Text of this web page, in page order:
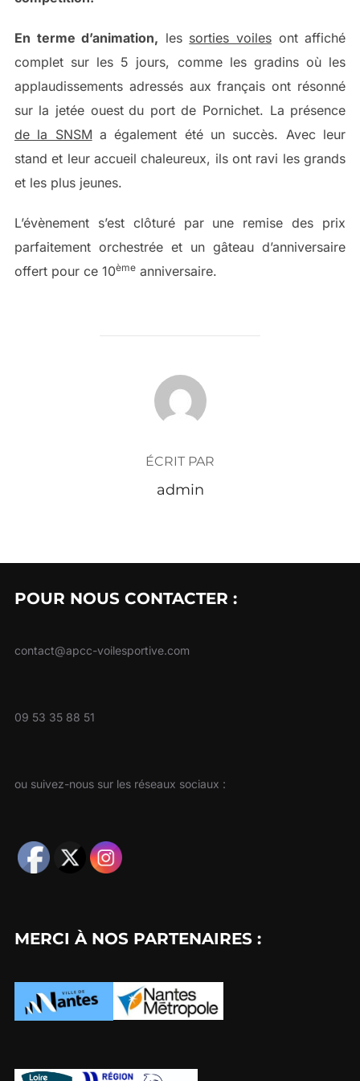
En terme d’animation, les sorties voilesont affiché
complet sur les 5 jours, comme les gradins où les
applaudissements adressés aux français ont résonné
sur la jetée ouest du port de Pornichet. La présence
de la SNSM a également été un succès. Avec leur
stand et leur accueil chaleureux, ils ont ravi les grands
et les plus jeunes.
L’évènement s’est clôturé par une remise des prix
parfaitement orchestrée et un gâteau d’anniversaire
offert pour ce 10èmeanniversaire.
AUTEUR DE LA PUBLICATION
ÉCRIT PAR
admin
POUR NOUS CONTACTER :
contact@apcc-voilesportive.com
09 53 35 88 51
ou suivez-nous sur les réseaux sociaux :
MERCI À NOS PARTENAIRES :